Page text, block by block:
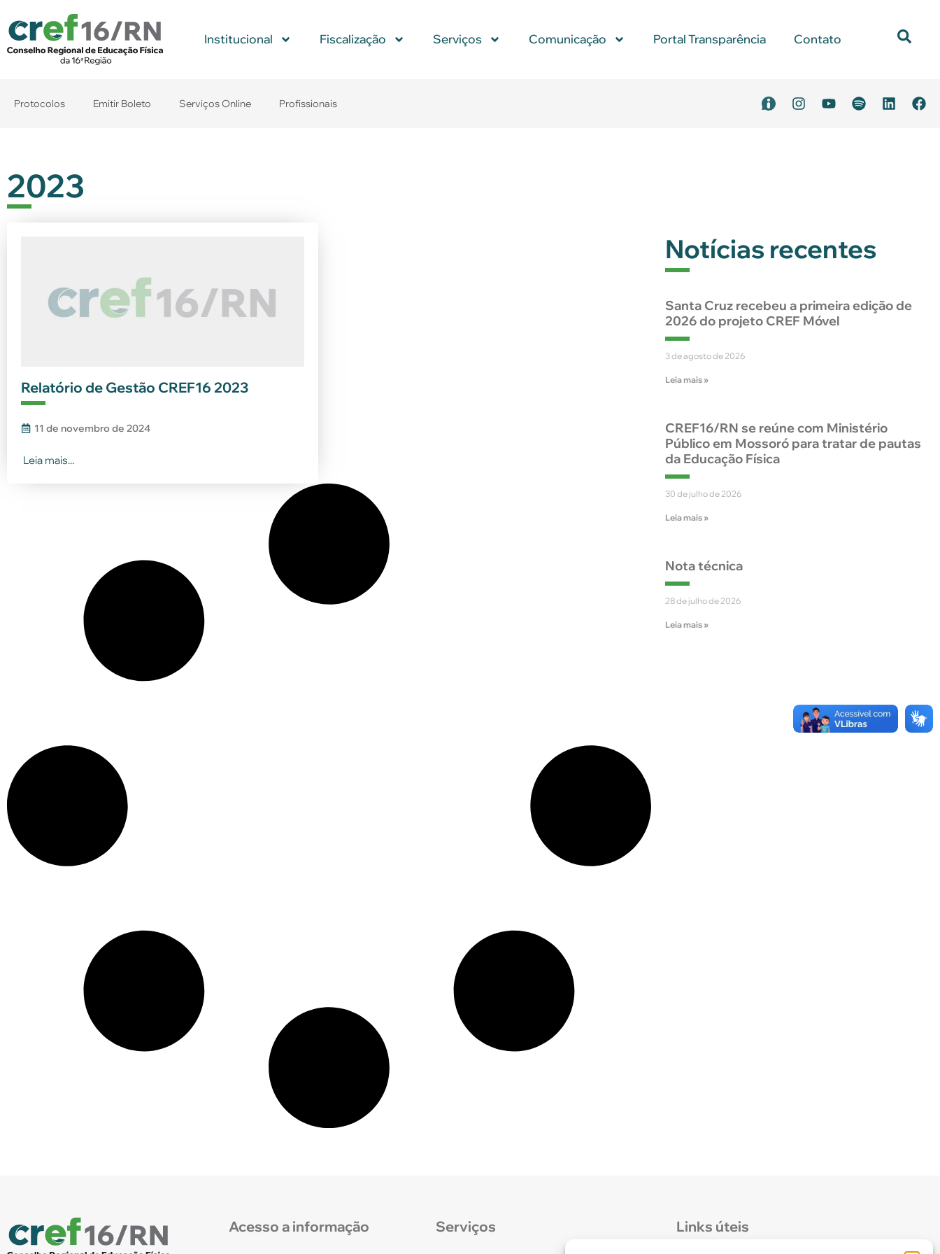
Institucional Fiscalização Serviços Comunicação Portal Transparência Contato
Protocolos Emitir Boleto Serviços Online Profissionais
2023
Relatório de Gestão CREF16 2023
11 de novembro de 2024
Leia mais...
Notícias recentes
Santa Cruz recebeu a primeira edição de
2026 do projeto CREF Móvel
3 de agosto de 2026
Leia mais »
CREF16/RN se reúne com Ministério
Público em Mossoró para tratar de pautas
da Educação Física
30 de julho de 2026
Leia mais »
Nota técnica
28 de julho de 2026
Leia mais »
Acesso a informação Serviços Links úteis